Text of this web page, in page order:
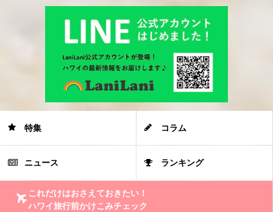
特集 コラム
ニュース ランキング
これだけはおさえておきたい！
ハワイ旅行前かけこみチェック